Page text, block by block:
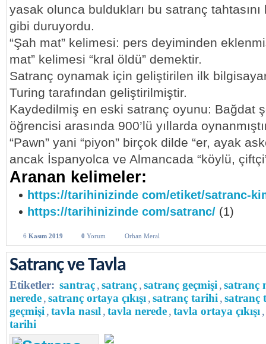
yasak olunca buldukları bu satranç tahtasını
gibi duruyordu.
“Şah mat” kelimesi: pers deyiminden
mat” kelimesi “kral öldü” demektir.
Satranç oynamak için geliştirilen ilk
Turing tarafından geliştirilmiştir.
Kaydedilmiş en eski satranç oyunu: Bağdat
öğrencisi arasında 900’lü yıllarda
“Pawn” yani “piyon” birçok dilde “er, ayak
ancak İspanyolca ve Almancada “köylü,
Aranan kelimeler:
https://tarihinizinde com/etiket/satranc-
https://tarihinizinde com/satranc/ (1)
6 Kasım 2019 0 Yorum Orhan Meral
Satranç ve Tavla
Etiketler: santraç,satranç,satranç geçmişi ,satranç
nerede,satranç ortaya çıkışı ,satranç tarihi ,satranç
geçmişi ,tavla nasıl ,tavla nerede,tavla ortaya çıkışı ,
tarihi